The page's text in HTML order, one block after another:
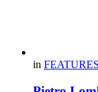
in FEATURES